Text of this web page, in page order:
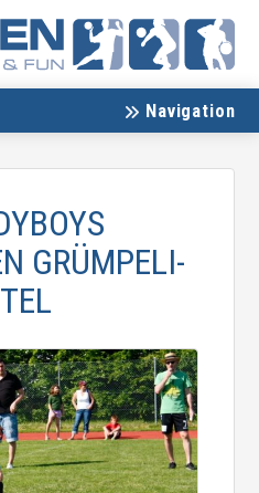
Navigation
GRÜMPELI-